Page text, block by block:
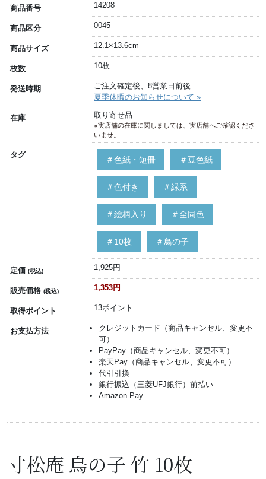
商品番号 14208
商品区分 0045
商品サイズ 12.1×13.6cm
枚数 10枚
発送時期
ご注文確定後、8営業日前後
夏季休暇のお知らせについて »
在庫 取り寄せ品
※実店舗の在庫に関しましては、実店舗へご確認くださ
いませ。
タグ
＃色紙・短冊 ＃豆色紙
＃色付き ＃緑系
＃絵柄入り ＃全同色
＃10枚 ＃鳥の子
定価 (税込) 1,925円
販売価格 (税込) 1,353円
取得ポイント 13ポイント
お支払方法
クレジットカード（商品キャンセル、変更不
可）
PayPay（商品キャンセル、変更不可）
楽天Pay（商品キャンセル、変更不可）
代引引換
銀行振込（三菱UFJ銀行）前払い
Amazon Pay
寸松庵 鳥の子 竹 10枚